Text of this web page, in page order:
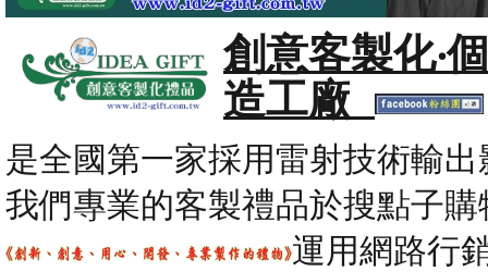
創意客製化‧
造工廠
是全國第一家採用雷射技術輸
我們專業的客製禮品於搜點子
運用網路行